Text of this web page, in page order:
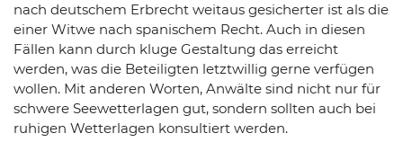
nach deutschem Erbrecht weitaus gesicherter ist als die
einer Witwe nach spanischem Recht. Auch in diesen
Fällen kann durch kluge Gestaltung das erreicht
werden, was die Beteiligten letztwillig gerne verfügen
wollen. Mit anderen Worten, Anwälte sind nicht nur für
schwere Seewetterlagen gut, sondern sollten auch bei
ruhigen Wetterlagen konsultiert werden.